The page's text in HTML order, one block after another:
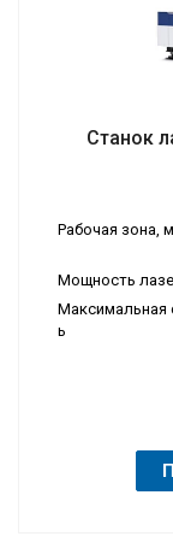
Станок
Рабочая зона,
Мощность
Максимальная
ь